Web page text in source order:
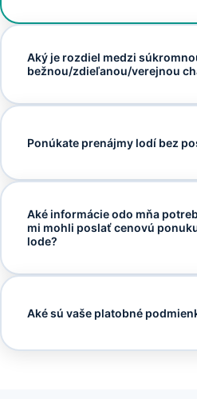
Aký je rozdiel medzi
bežnou/zdieľanou/verejnou
Ponúkate prenájmy lodí bez
Aké informácie odo mňa
mi mohli poslať cenovú
lode?
Aké sú vaše platobné